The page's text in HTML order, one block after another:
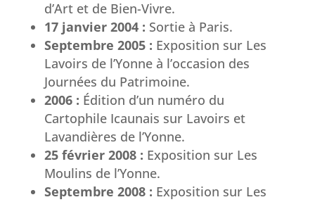
d’Art et de Bien-Vivre.
17 janvier 2004 : Sortie à Paris.
Septembre 2005 : Exposition sur Les
Lavoirs de l’Yonne à l’occasion des
Journées du Patrimoine.
2006 : Édition d’un numéro du
Cartophile Icaunais sur Lavoirs et
Lavandières de l’Yonne.
25 février 2008 : Exposition sur Les
Moulins de l’Yonne.
Septembre 2008 : Exposition sur Les